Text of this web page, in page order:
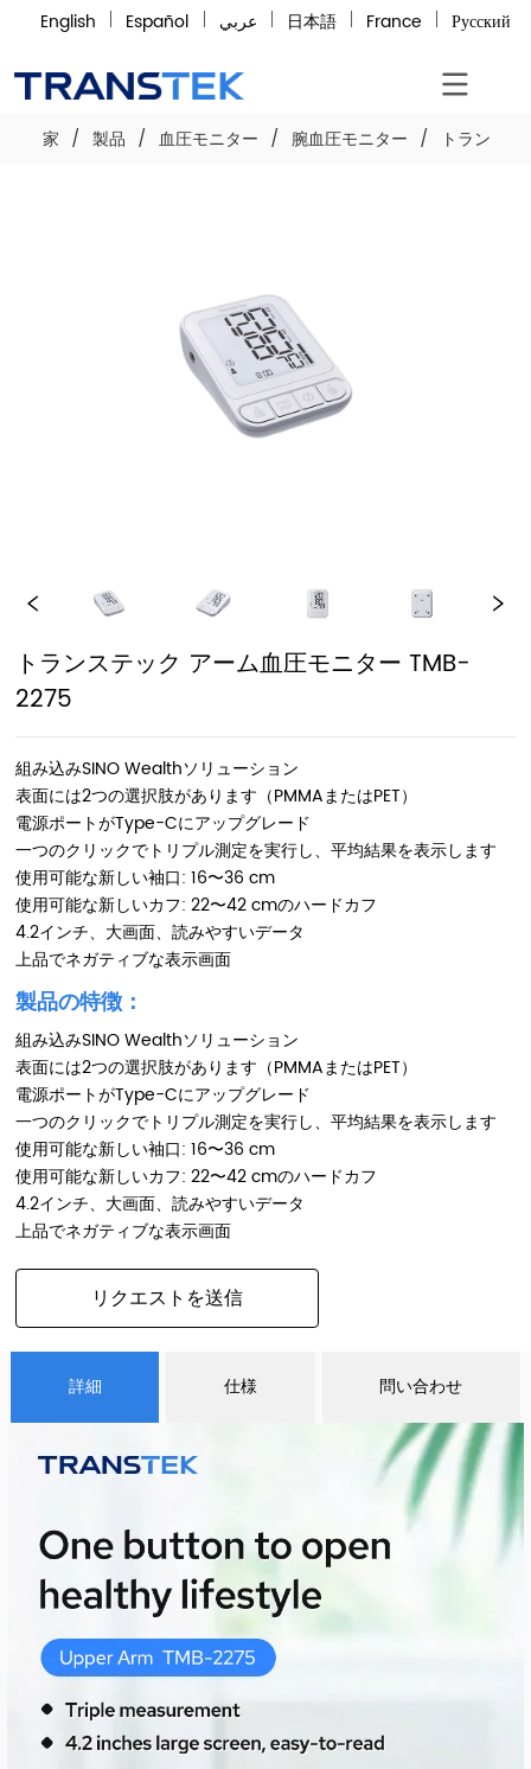
English Español عربي 日本語 France Русский
家 / 製品 / 血圧モニター / 腕血圧モニター / トランス
トランステック アーム血圧モニター TMB-
2275
組み込みSINO Wealthソリューション
表面には2つの選択肢があります（PMMAまたはPET）
電源ポートがType-Cにアップグレード
一つのクリックでトリプル測定を実行し、平均結果を表示します
使用可能な新しい袖口: 16〜36 cm
使用可能な新しいカフ: 22〜42 cmのハードカフ
4.2インチ、大画面、読みやすいデータ
上品でネガティブな表示画面
製品の特徴：
組み込みSINO Wealthソリューション
表面には2つの選択肢があります（PMMAまたはPET）
電源ポートがType-Cにアップグレード
一つのクリックでトリプル測定を実行し、平均結果を表示します
使用可能な新しい袖口: 16〜36 cm
使用可能な新しいカフ: 22〜42 cmのハードカフ
4.2インチ、大画面、読みやすいデータ
上品でネガティブな表示画面
リクエストを送信
詳細 仕様 問い合わせ